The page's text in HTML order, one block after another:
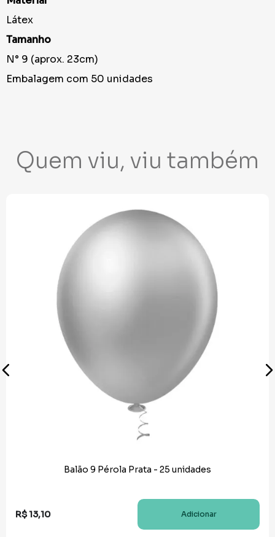
Látex
Tamanho
N° 9 (aprox. 23cm)
Embalagem com 50 unidades
Quem viu, viu também
Balão 9 Pérola Prata - 25 unidades
R$13,10 Adicionar